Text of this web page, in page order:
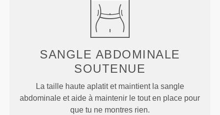
SANGLE ABDOMINALE
SOUTENUE
La taille haute aplatit et maintient la sangle
abdominale et aide à maintenir le tout en place pour
que tu ne montres rien.